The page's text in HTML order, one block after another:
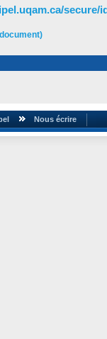
secure/
Nous écrire